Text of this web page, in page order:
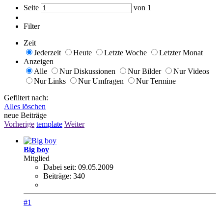
Seite von 1
Filter
Zeit
Jederzeit
Heute Letzte Woche
Letzter Monat
Anzeigen
Alle
Nur Diskussionen Nur Bilder
Nur Videos
Nur Links
Nur Umfragen
Nur Termine
Gefiltert nach:
Alles löschen
neue Beiträge
Vorherige template Weiter
Big boy
Mitglied
Dabei seit: 09.05.2009
Beiträge: 340
#1